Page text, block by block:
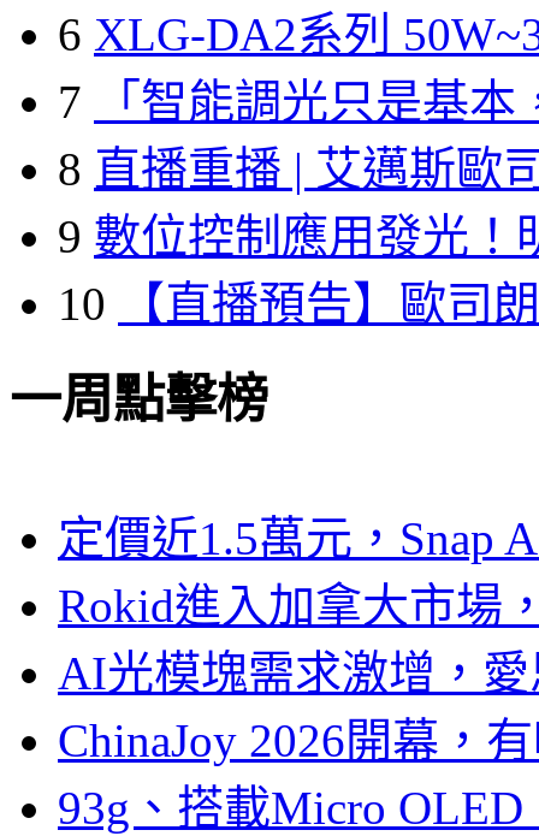
6 XLG-DA2系列
7
「智能調光只是基本
8 直播重播 | 艾邁斯歐
9 數位控制應用發光！
10
【直播預告】歐司
一周點擊榜
定價近1.5萬元，Snap
Rokid進入加拿大市場
AI光模塊需求激增，
ChinaJoy 2026開幕，
93g、搭載Micro